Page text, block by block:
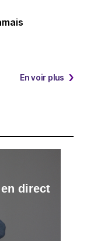
En voir plus
direct